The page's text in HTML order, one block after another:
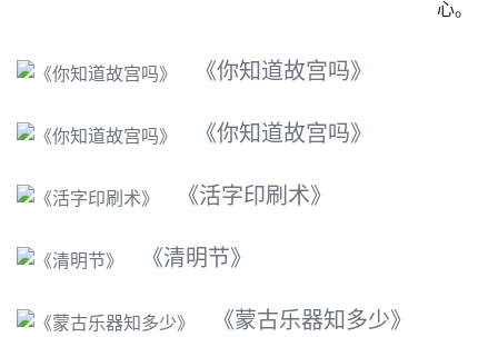
心。
《你知道故宫吗》
《你知道故宫吗》
《活字印刷术》
《清明节》
《蒙古乐器知多少》